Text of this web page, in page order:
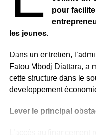
représentant à la fois
nations en
développements
bonnes pratiques
agenda.
Source : Abidjan.net
RELATED TOPICS:
pour
les jeunes.
Dans un entretien,
Fatou Mbodj Diattara, a
cette structure dans le
développement
Lever le principal